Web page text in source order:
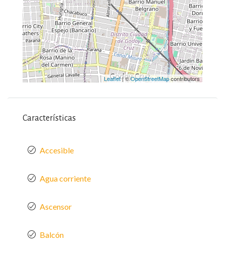
Leaflet| ©OpenStreetMapcontributors
Características
Accesible
Agua corriente
Ascensor
Balcón